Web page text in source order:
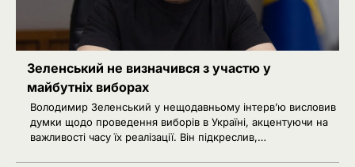
Зеленський не визначився з участю у
майбутніх виборах
Володимир Зеленський у нещодавньому інтерв’ю висловив
думки щодо проведення виборів в Україні, акцентуючи на
важливості часу їх реалізації. Він підкреслив,…
вигляд столиці
Ivanov Ponomarenko
4
РФ готує удари по НАТО
українськими дронами
Розумна Марина
РФ знеструмила Херсон: коли
повернуть світло в оселі
Розумна Марина